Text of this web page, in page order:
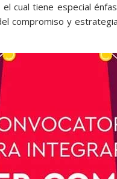
cual tiene especial
compromiso y